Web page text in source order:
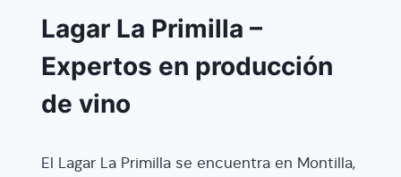
Lagar La Primilla –
Expertos en producción
de vino
El Lagar La Primilla se encuentra en Montilla,